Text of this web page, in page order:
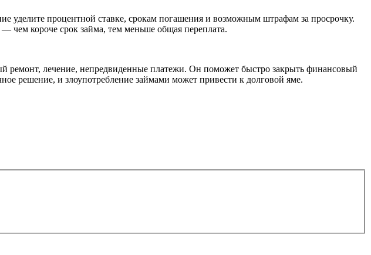
уделите процентной ставке, срокам погашения и возможным штрафам за просрочку.
короче срок займа, тем меньше общая переплата.
ремонт, лечение, непредвиденные платежи. Он поможет быстро закрыть финансовый
решение, и злоупотребление займами может привести к долговой яме.